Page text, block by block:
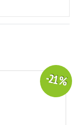
-21 %